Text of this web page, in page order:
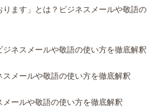
ります」とは？ビジネスメールや敬語の
ジネスメールや敬語の使い方を徹底解釈
スメールや敬語の使い方を徹底解釈
メールや敬語の使い方を徹底解釈